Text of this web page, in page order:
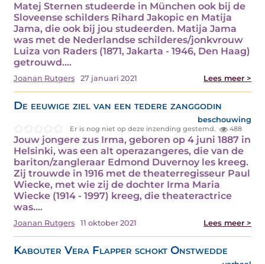
Matej Sternen studeerde in München ook bij de
Sloveense schilders Rihard Jakopic en Matija
Jama, die ook bij jou studeerden. Matija Jama
was met de Nederlandse schilderes/jonkvrouw
Luiza von Raders (1871, Jakarta - 1946, Den Haag)
getrouwd.…
Joanan Rutgers 27 januari 2021 Lees meer >
De eeuwige ziel van een tedere zanggodin
beschouwing
Er is nog niet op deze inzending gestemd. 488
Jouw jongere zus Irma, geboren op 4 juni 1887 in
Helsinki, was een alt operazangeres, die van de
bariton/zangleraar Edmond Duvernoy les kreeg.
Zij trouwde in 1916 met de theaterregisseur Paul
Wiecke, met wie zij de dochter Irma Maria
Wiecke (1914 - 1997) kreeg, die theateractrice
was.…
Joanan Rutgers 11 oktober 2021 Lees meer >
Kabouter Vera Flapper schokt Onstwedde